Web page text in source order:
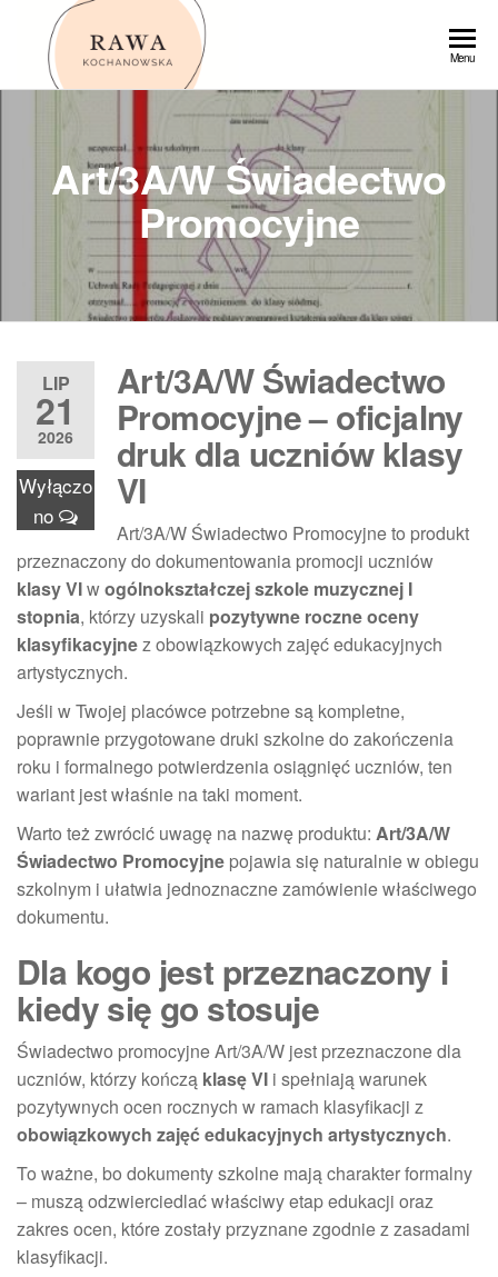
Przejdź
Menu
Art/3A/W Świadectwo
Promocyjne
LIP
21
2026
Wyłączo
no
Art/3A/W Świadectwo
Promocyjne – oficjalny
druk dla uczniów klasy
VI
Art/3A/W Świadectwo Promocyjne to produkt
przeznaczony do dokumentowania promocji uczniów
klasy VIwogólnokształczej szkole muzycznej I
stopnia, którzy uzyskali pozytywne roczne oceny
klasyfikacyjnez obowiązkowych zajęć edukacyjnych
artystycznych.
Jeśli w Twojej placówce potrzebne są kompletne,
poprawnie przygotowane druki szkolne do zakończenia
roku i formalnego potwierdzenia osiągnięć uczniów, ten
wariant jest właśnie na taki moment.
Warto też zwrócić uwagę na nazwę produktu: Art/3A/W
Świadectwo Promocyjne pojawia się naturalnie w obiegu
szkolnym i ułatwia jednoznaczne zamówienie właściwego
dokumentu.
Dla kogo jest przeznaczony i
kiedy się go stosuje
Świadectwo promocyjne Art/3A/W jest przeznaczone dla
uczniów, którzy kończą klasę VI i spełniają warunek
pozytywnych ocen rocznych w ramach klasyfikacji z
obowiązkowych zajęć edukacyjnych artystycznych.
To ważne, bo dokumenty szkolne mają charakter formalny
– muszą odzwierciedlać właściwy etap edukacji oraz
zakres ocen, które zostały przyznane zgodnie z zasadami
klasyfikacji.